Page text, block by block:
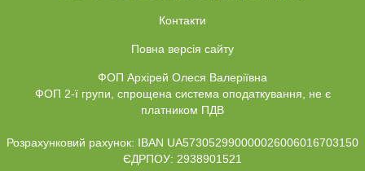
Контакти
Повна версія сайту
ФОП Архірей Олеся Валеріївна
ФОП 2-ї групи, спрощена система оподаткування, не є
платником ПДВ
Розрахунковий рахунок: IBAN UA573052990000026006016703150
ЄДРПОУ: 2938901521